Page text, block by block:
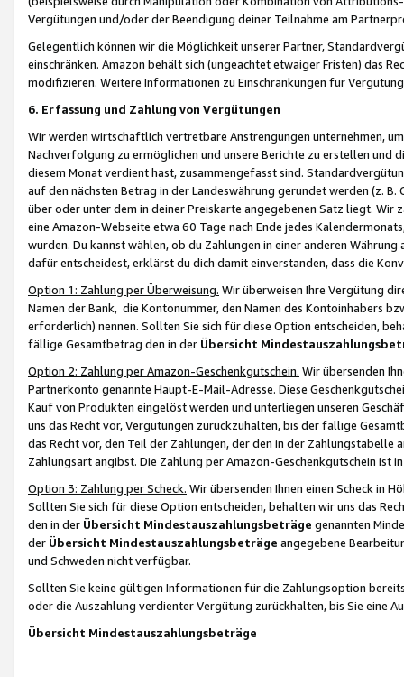
Vergütungen und/oder der Beendigung deiner Teilnahme am
Gelegentlich können wir die Möglichkeit unserer Partner,
einschränken. Amazon behält sich (ungeachtet etwaiger Fristen) das
modifizieren. Weitere Informationen zu Einschränkungen für
6. Erfassung und Zahlung von Vergütungen
Wir werden wirtschaftlich vertretbare Anstrengungen unternehmen,
Nachverfolgung zu ermöglichen und unsere Berichte zu erstellen und
diesem Monat verdient hast, zusammengefasst sind.
auf den nächsten Betrag in der Landeswährung gerundet werden (z.
über oder unter dem in deiner Preiskarte angegebenen Satz liegt.
eine Amazon-Webseite etwa 60 Tage nach Ende jedes
wurden. Du kannst wählen, ob du Zahlungen in einer anderen
dafür entscheidest, erklärst du dich damit einverstanden, dass die
Option 1: Zahlung per Überweisung. Wir überweisen Ihre Vergütung
Namen der Bank, die Kontonummer, den Namen des Kontoinhabers
erforderlich) nennen. Sollten Sie sich für diese Option entscheiden,
fällige Gesamtbetrag den in der Übersicht
Option 2: Zahlung per Amazon-Geschenkgutschein. Wir übersenden
Partnerkonto genannte Haupt-E-Mail-Adresse. Diese
Kauf von Produkten eingelöst werden und unterliegen unseren
uns das Recht vor, Vergütungen zurückzuhalten, bis der fällige
das Recht vor, den Teil der Zahlungen, der den in der
Zahlungsart angibst. Die Zahlung per Amazon-Geschenkgutschein ist
Option 3: Zahlung per Scheck. Wir übersenden Ihnen einen Scheck in
Sollten Sie sich für diese Option entscheiden, behalten wir uns das
den in der Übersicht Mindestauszahlungsbeträge genannten
der Übersicht Mindestauszahlungsbeträge angegebene
und Schweden nicht verfügbar.
Sollten Sie keine gültigen Informationen für die Zahlungsoption
oder die Auszahlung verdienter Vergütung zurückhalten, bis Sie
Übersicht Mindestauszahlungsbeträge